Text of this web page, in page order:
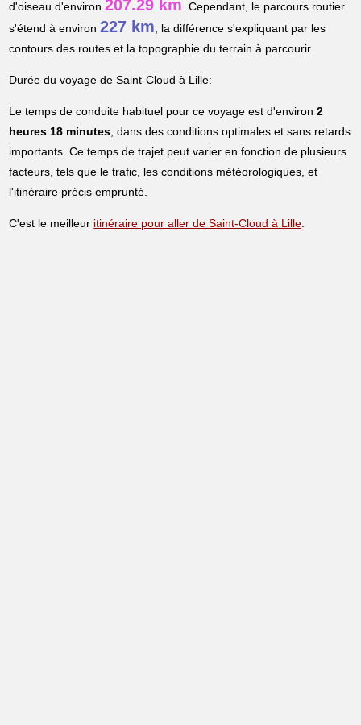
d'oiseau d'environ207.29 km. Cependant, le parcours routier
s'étend à environ227 km, la différence s'expliquant par les
contours des routes et la topographie du terrain à parcourir.
Durée du voyage de Saint-Cloud à Lille:
Le temps de conduite habituel pour ce voyage est d'environ2
heures 18 minutes, dans des conditions optimales et sans retards
importants. Ce temps de trajet peut varier en fonction de plusieurs
facteurs, tels que le trafic, les conditions météorologiques, et
l'itinéraire précis emprunté.
C'est le meilleur itinéraire pour aller de Saint-Cloud à Lille.